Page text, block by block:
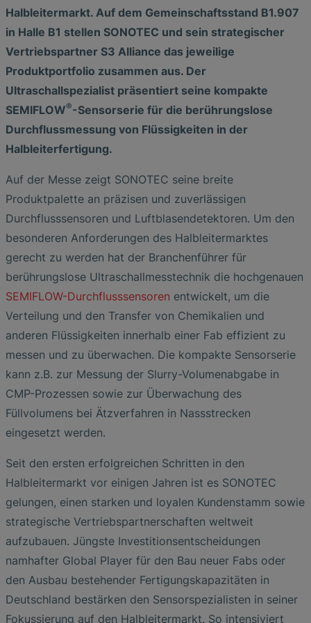
Halbleitermarkt. Auf dem Gemeinschaftsstand B1.907
in Halle B1 stellen SONOTEC und sein strategischer
Vertriebspartner S3 Alliance das jeweilige
Produktportfolio zusammen aus. Der
Ultraschallspezialist präsentiert seine kompakte
SEMIFLOW®-Sensorserie für die berührungslose
Durchflussmessung von Flüssigkeiten in der
Halbleiterfertigung.
Auf der Messe zeigt SONOTEC seine breite
Produktpalette an präzisen und zuverlässigen
Durchflusssensoren und Luftblasendetektoren. Um den
besonderen Anforderungen des Halbleitermarktes
gerecht zu werden hat der Branchenführer für
berührungslose Ultraschallmesstechnik die hochgenauen
SEMIFLOW-Durchflusssensoren entwickelt, um die
Verteilung und den Transfer von Chemikalien und
anderen Flüssigkeiten innerhalb einer Fab effizient zu
messen und zu überwachen. Die kompakte Sensorserie
kann z.B. zur Messung der Slurry-Volumenabgabe in
CMP-Prozessen sowie zur Überwachung des
Füllvolumens bei Ätzverfahren in Nassstrecken
eingesetzt werden.
Seit den ersten erfolgreichen Schritten in den
Halbleitermarkt vor einigen Jahren ist es SONOTEC
gelungen, einen starken und loyalen Kundenstamm sowie
strategische Vertriebspartnerschaften weltweit
aufzubauen. Jüngste Investitionsentscheidungen
namhafter Global Player für den Bau neuer Fabs oder
den Ausbau bestehender Fertigungskapazitäten in
Deutschland bestärken den Sensorspezialisten in seiner
Fokussierung auf den Halbleitermarkt. So intensiviert